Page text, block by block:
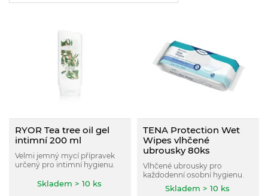
RYOR Tea tree oil gel
intimní 200 ml
Velmi jemný mycí přípravek
určený pro intimní hygienu.
Skladem > 10 ks
TENA Protection Wet
Wipes vlhčené
ubrousky 80ks
Vlhčené ubrousky pro
každodenní osobní hygienu.
Skladem > 10 ks